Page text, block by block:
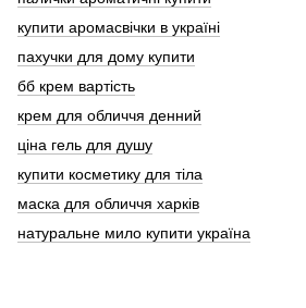
купити аромасвічки в україні
пахучки для дому купити
бб крем вартість
крем для обличчя денний
ціна гель для душу
купити косметику для тіла
маска для обличчя харків
натуральне мило купити україна